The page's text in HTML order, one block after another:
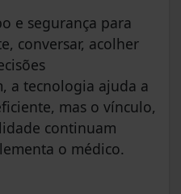
e segurança para
conversar, acolher
a tecnologia ajuda a
mas o vínculo,
continuam
o médico.